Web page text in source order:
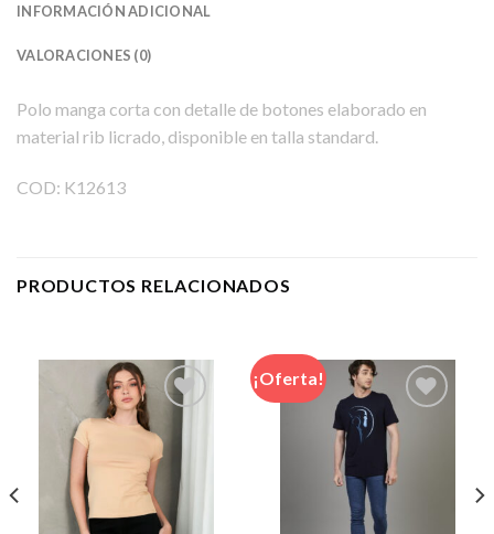
INFORMACIÓN ADICIONAL
VALORACIONES (0)
Polo manga corta con detalle de botones elaborado en
material rib licrado, disponible en talla standard.
COD: K12613
PRODUCTOS RELACIONADOS
¡Oferta!